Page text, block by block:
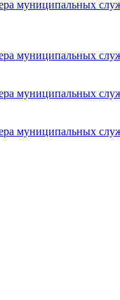
муниципальных
муниципальных
муниципальных
муниципальных